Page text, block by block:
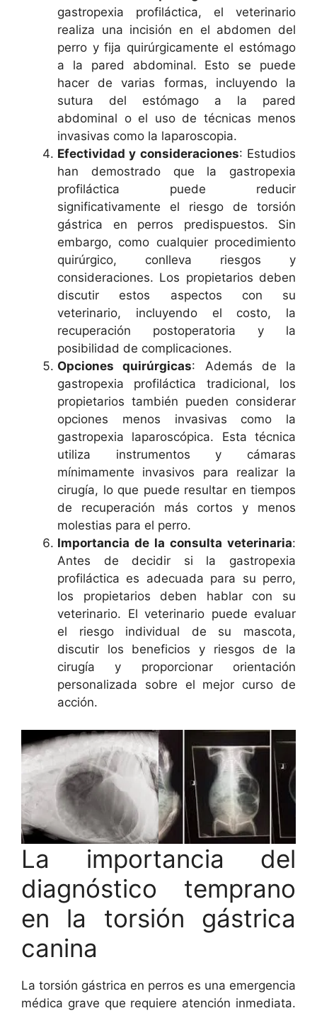
gastropexia profiláctica, el veterinario
realiza una incisión en el abdomen del
perro y fija quirúrgicamente el estómago
a la pared abdominal. Esto se puede
hacer de varias formas, incluyendo la
sutura del estómago a la pared
abdominal o el uso de técnicas menos
invasivas como la laparoscopia.
Efectividad y consideraciones: Estudios
han demostrado que la gastropexia
profiláctica puede reducir
significativamente el riesgo de torsión
gástrica en perros predispuestos. Sin
embargo, como cualquier procedimiento
quirúrgico, conlleva riesgos y
consideraciones. Los propietarios deben
discutir estos aspectos con su
veterinario, incluyendo el costo, la
recuperación postoperatoria y la
posibilidad de complicaciones.
Opciones quirúrgicas: Además de la
gastropexia profiláctica tradicional, los
propietarios también pueden considerar
opciones menos invasivas como la
gastropexia laparoscópica. Esta técnica
utiliza instrumentos y cámaras
mínimamente invasivos para realizar la
cirugía, lo que puede resultar en tiempos
de recuperación más cortos y menos
molestias para el perro.
Importancia de la consulta veterinaria:
Antes de decidir si la gastropexia
profiláctica es adecuada para su perro,
los propietarios deben hablar con su
veterinario. El veterinario puede evaluar
el riesgo individual de su mascota,
discutir los beneficios y riesgos de la
cirugía y proporcionar orientación
personalizada sobre el mejor curso de
acción.
La importancia del
diagnóstico temprano
en la torsión gástrica
canina
La torsión gástrica en perros es una emergencia
médica grave que requiere atención inmediata.